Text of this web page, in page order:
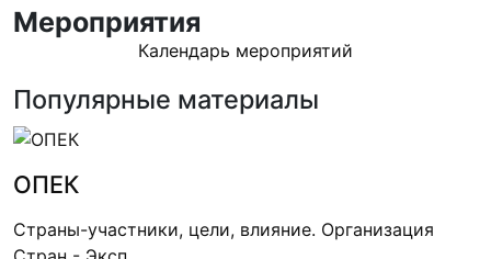
Мероприятия
Календарь мероприятий
Популярные материалы
ОПЕК
Страны-участники, цели, влияние. Организация